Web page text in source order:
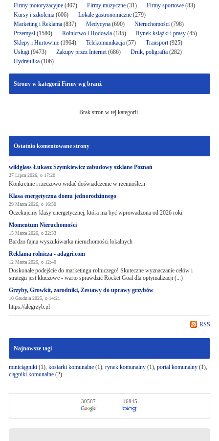
Firmy motoryzacyjne(407) Firmy muzyczne(31) Firmy sportowe(83)
Kursy i szkolenia(606) Lokale gastronomiczne(279)
Marketing i Reklama(837) Medycyna(690) Nieruchomości(798)
Przemysł(1580) Rolnictwo i Hodowla(185) Rynek książki i prasy(45)
Sklepy i Hurtownie(1964) Telekomunikacja(57) Transport(925)
Usługi(9473) Zakupy przez Internet(686) Druk, poligrafia(282)
Hydraulika(106)
Strony w kategorii Firmy wg branż
Brak stron w tej kategorii.
Ostatnio komentowane strony
wildglass Łukasz Szymkiewicz zabudowy szklane Poznań
27 Lipca 2026, o 17:20
Konkretnie i rzeczowo widać doświadczenie w rzemiośle.n
Klasa energetyczna domu jednorodzinnego
29 Marca 2026, o 16:50
Oczekujemy klasy energetycznej, która ma być wprowadzona od 2026 roki
Momentum Nieruchomości
15 Marca 2026, o 22:33
Bardzo fajna wyszukiwarka nieruchomości lokalnych
Reklama rolnicza - adagri.com
12 Marca 2026, o 12:40
Doskonałe podejście do marketingu rolniczego! Skuteczne wyznaczanie celów i
strategii jest kluczowe - warto sprawdzić Rocket Goal dla optymalizacji (...)
Grzyby, Growkit, zarodniki, Zestawy do uprawy grzybów
10 Grudnia 2025, o 14:21
https://alegrzyb.pl
RSS
Najnowsze tagi
miniciągniki(1), kosiarki komunalne(1), rynek komunalny(1), portal komunalny(1),
ciągniki komunalne(2)
30507 16845